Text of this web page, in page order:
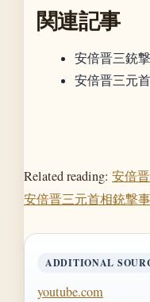
関連記事
安倍晋三銃
安倍晋三元
Related reading: 安倍
安倍晋三元首相銃撃
ADDITIONAL
youtube.com